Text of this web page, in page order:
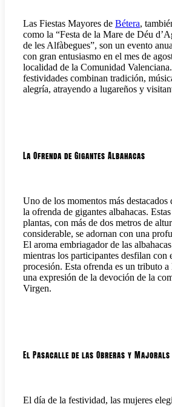
Las Fiestas Mayores de Bétera,
como la “Festa de la Mare de Déu
de les Alfàbegues”, son un evento
con gran entusiasmo en el mes de
localidad de la Comunidad
festividades combinan tradición,
alegría, atrayendo a lugareños y
La Ofrenda de Gigantes Albahacas
Uno de los momentos más destacados
la ofrenda de gigantes albahacas.
plantas, con más de dos metros de
considerable, se adornan con una
El aroma embriagador de las
mientras los participantes desfilan con
procesión. Esta ofrenda es un tributo a
una expresión de la devoción de la
Virgen.
El Pasacalle de las Obreras y Majorals
El día de la festividad, las mujeres